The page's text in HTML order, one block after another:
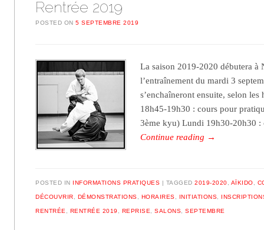
Rentrée 2019
POSTED ON5 SEPTEMBRE 2019
La saison 2019-2020 débutera à
l’entraînement du mardi 3
s’enchaîneront ensuite, selon
18h45-19h30 : cours pour
3ème kyu) Lundi 19h30-20h30
Continue reading →
POSTED IN INFORMATIONS PRATIQUES TAGGED2019-2020 AÏKIDO
DÉCOUVRIR DÉMONSTRATIONS HORAIRES INITIATIONS
RENTRÉE RENTRÉE 2019 REPRISE ,SALONS ,SEPTEMBRE